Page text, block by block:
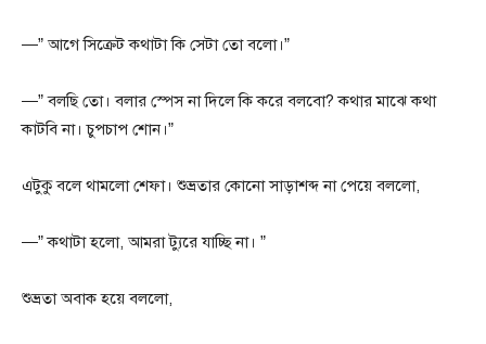
—” আগে সিক্রেট কথাটা কি সেটা তো বলো।”
—” বলছি তো। বলার স্পেস না দিলে কি করে বলবো? কথার মাঝে কথা
কাটবি না। চুপচাপ শোন।”
এটুকু বলে থামলো শেফা। শুভ্রতার কোনো সাড়াশব্দ না পেয়ে বললো,
—” কথাটা হলো, আমরা ট্যুরে যাচ্ছি না। ”
শুভ্রতা অবাক হয়ে বললো,